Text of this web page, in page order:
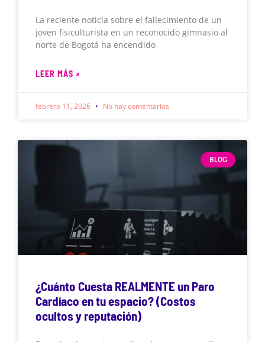
La reciente noticia sobre el fallecimiento de un
joven fisiculturista en un reconocido gimnasio al
norte de Bogotá ha encendido
LEER MÁS »
febrero 11, 2026 No hay comentarios
BLOG
¿Cuánto Cuesta REALMENTE un Paro
Cardíaco en tu espacio? (Costos
ocultos y reputación)